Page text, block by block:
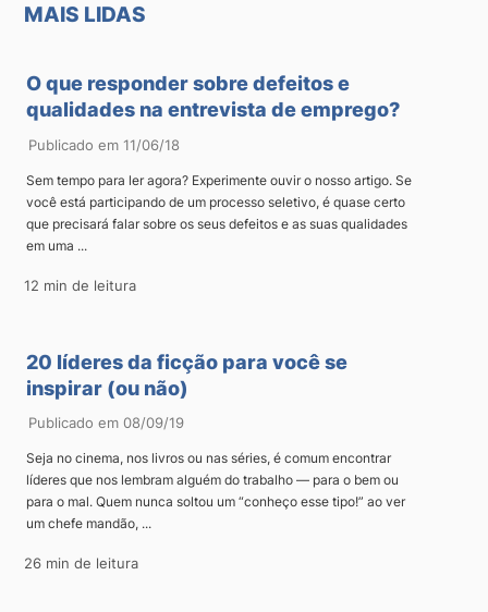
MAIS LIDAS
O que responder sobre defeitos e
qualidades na entrevista de emprego?
Publicado em 11/06/18
Sem tempo para ler agora? Experimente ouvir o nosso artigo. Se
você está participando de um processo seletivo, é quase certo
que precisará falar sobre os seus defeitos e as suas qualidades
em uma ...
12 min de leitura
20 líderes da ficção para você se
inspirar (ou não)
Publicado em 08/09/19
Seja no cinema, nos livros ou nas séries, é comum encontrar
líderes que nos lembram alguém do trabalho — para o bem ou
para o mal. Quem nunca soltou um “conheço esse tipo!” ao ver
um chefe mandão, ...
26 min de leitura